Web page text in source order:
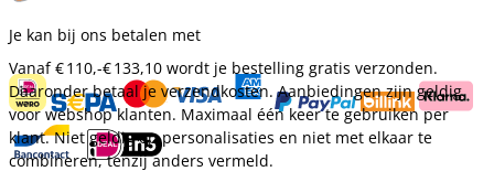
Je kan bij ons betalen met
Vanaf€ 110,-€ 133,10 wordt je bestelling gratis verzonden.
Daaronder betaal je verzendkosten. Aanbiedingen zijn geldig
voor webshop klanten. Maximaal één keer te gebruiken per
klant. Niet geldig op personalisaties en niet met elkaar te
combineren, tenzij anders vermeld.